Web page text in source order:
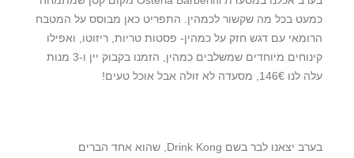
כמעט בכל מה שקשור לכמהין. התפריט כאן מבוסס על המטבח
הרומאי עם דגש חזק על כמהין- פסטות טריות, ריזוטו, ואפילו
קינוחים מיוחדים שמשלבים כמהין, הזמנו בקבוק יין ו-3 מנות
עלה לנו 146€, מסעדה לא זולה אבל אוכל טעים!
בערב יצאנו לבר בשם Drink Kong, שהוא אחד הברים